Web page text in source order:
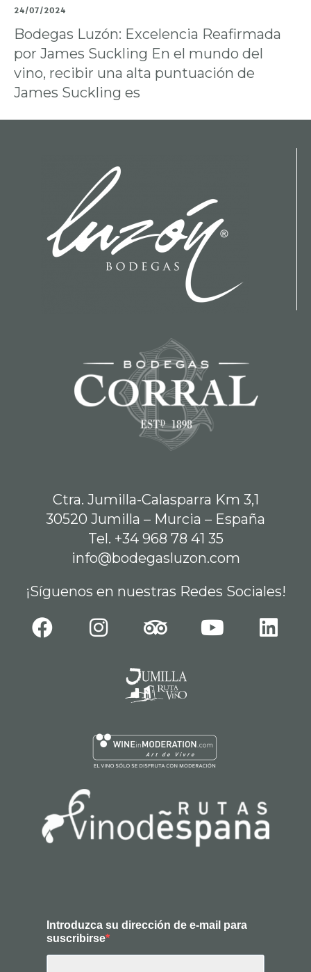
24/07/2024
Bodegas Luzón: Excelencia Reafirmada
por James Suckling En el mundo del
vino, recibir una alta puntuación de
James Suckling es
Ctra. Jumilla-Calasparra Km 3,1
30520 Jumilla – Murcia – España
Tel. +34 968 78 41 35
info@bodegasluzon.com
¡Síguenos en nuestras Redes Sociales!
Introduzca su dirección de e-mail para
suscribirse